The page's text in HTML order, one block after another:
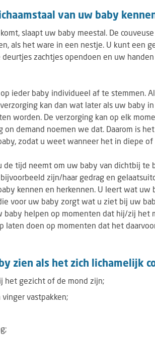
van uw baby
slaapt uw baby meestal. De
als het ware in een nestje. U kunt een
zachtjes opendoen en uw
ieder baby individueel af te stemmen.
kan dan wat later als uw baby
worden. De verzorging kan op elk
on demand noemen we dat. Daarom is
zodat u weet wanneer het in diepe of
de tijd neemt om uw baby van dichtbij te
zijn/haar gedrag en
kennen en herkennen. U leert wat
voor uw baby zorgt wat u ziet bij uw
baby helpen op momenten dat hij/zij het
laten doen op momenten dat het
zien als het zich lichamelijk
het gezicht of de mond zijn;
vastpakken;